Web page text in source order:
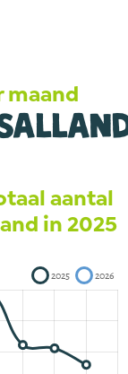
maand
aantal
in 2025